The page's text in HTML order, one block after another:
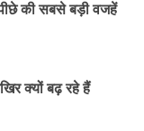
पीछे की सबसे बड़ी वजहें
क्यों बढ़ रहे हैं